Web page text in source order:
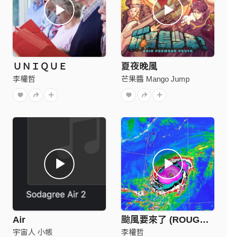
ＵＮＩＱＵＥ
李權哲
夏夜晚風
芒果醬 Mango Jump
Air
宇宙人 小帳
颱風要來了 (ROUGHROUGH MIX)
李權哲